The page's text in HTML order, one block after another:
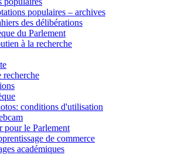
populaires – archives
des délibérations
du Parlement
à la recherche
recherche
conditions d'utilisation
pour le Parlement
de commerce
académiques